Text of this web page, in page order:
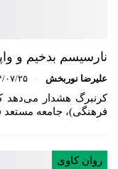
نارسیسم بدخیم و
علیرضا نوربخش ۱۴۰۴/
کرنبرگ هشدار می‌دهد
فرهنگی)، جامعه مستعد
روان کاوی